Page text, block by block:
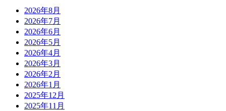
2026年8月
2026年7月
2026年6月
2026年5月
2026年4月
2026年3月
2026年2月
2026年1月
2025年12月
2025年11月